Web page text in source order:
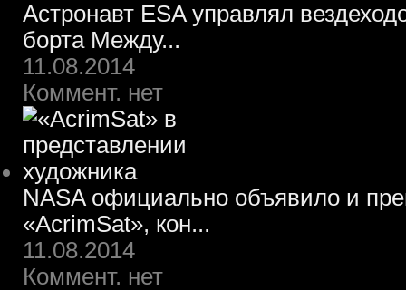
Астронавт ESA управлял
борта Между...
11.08.2014
Коммент. нет
NASA официально объявило и
«AcrimSat», кон...
11.08.2014
Коммент. нет